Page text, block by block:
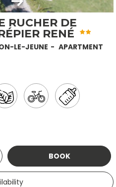
RUCHER DE
RENÉ
LE-JEUNE
APARTMENT
BOOK